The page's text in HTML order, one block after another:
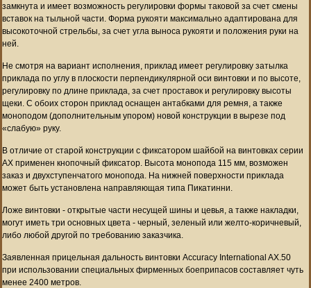
замкнута и имеет возможность регулировки формы таковой за счет смены
вставок на тыльной части. Форма рукояти максимально адаптирована для
высокоточной стрельбы, за счет угла выноса рукояти и положения руки на
ней.
Не смотря на вариант исполнения, приклад имеет регулировку затылка
приклада по углу в плоскости перпендикулярной оси винтовки и по высоте,
регулировку по длине приклада, за счет проставок и регулировку высоты
щеки. С обоих сторон приклад оснащен антабками для ремня, а также
моноподом (дополнительным упором) новой конструкции в вырезе под
«слабую» руку.
В отличие от старой конструкции с фиксатором шайбой на винтовках серии
AX применен кнопочный фиксатор. Высота монопода 115 мм, возможен
заказ и двухступенчатого монопода. На нижней поверхности приклада
может быть установлена направляющая типа Пикатинни.
Ложе винтовки - открытые части несущей шины и цевья, а также накладки,
могут иметь три основных цвета - черный, зеленый или желто-коричневый,
либо любой другой по требованию заказчика.
Заявленная прицельная дальность винтовки Accuracy International AX.50
при использовании специальных фирменных боеприпасов составляет чуть
менее 2400 метров.